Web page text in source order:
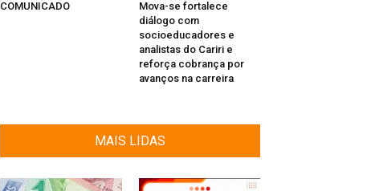
COMUNICADO
Mova-se fortalece
diálogo com
socioeducadores e
analistas do Cariri e
reforça cobrança por
avanços na carreira
MAIS LIDAS